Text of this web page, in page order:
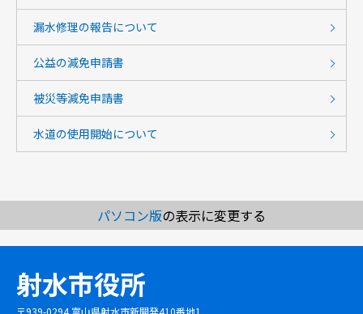
漏水修理の報告について
公益の減免申請書
被災等減免申請書
水道の使用開始について
パソコン版の表示に変更する
射水市役所
〒939-0294 富山県射水市新開発410番地1